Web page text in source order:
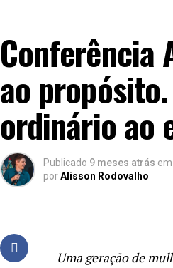
Conferência
ao
ordinário ao
Publicado 9 meses atrás em
porAlisson Rodovalho
Uma geração de